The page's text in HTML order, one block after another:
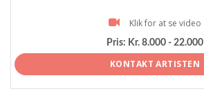
Klik for at se video
Pris: Kr. 8.000 - 22.000
KONTAKT ARTISTEN